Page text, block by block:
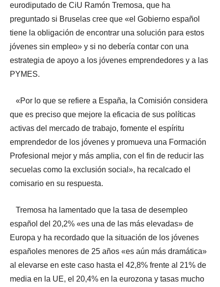
eurodiputado de CiU Ramón Tremosa, que ha
preguntado si Bruselas cree que «el Gobierno español
tiene la obligación de encontrar una solución para estos
jóvenes sin empleo» y si no debería contar con una
estrategia de apoyo a los jóvenes emprendedores y a las
PYMES.
«Por lo que se refiere a España, la Comisión considera
que es preciso que mejore la eficacia de sus políticas
activas del mercado de trabajo, fomente el espíritu
emprendedor de los jóvenes y promueva una Formación
Profesional mejor y más amplia, con el fin de reducir las
secuelas como la exclusión social», ha recalcado el
comisario en su respuesta.
Tremosa ha lamentado que la tasa de desempleo
español del 20,2% «es una de las más elevadas» de
Europa y ha recordado que la situación de los jóvenes
españoles menores de 25 años «es aún más dramática»
al elevarse en este caso hasta el 42,8% frente al 21% de
media en la UE, el 20,4% en la eurozona y tasas mucho